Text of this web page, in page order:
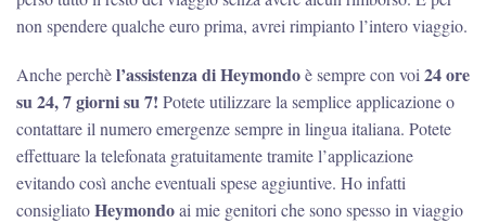
non spendere qualche euro prima, avrei rimpianto l’intero viaggio.
Anche perchèl’assistenza di Heymondoè sempre con voi 24 ore
su 24, 7 giorni su 7! Potete utilizzare la semplice applicazione o
contattare il numero emergenze sempre in lingua italiana. Potete
effettuare la telefonata gratuitamente tramite l’applicazione
evitando così anche eventuali spese aggiuntive. Ho infatti
consigliatoHeymondoai mie genitori che sono spesso in viaggio